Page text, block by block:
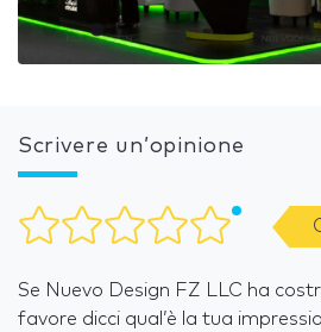
Scrivere un’opinione
Se Nuevo Design FZ LLC ha
favore dicci qual’è la tua